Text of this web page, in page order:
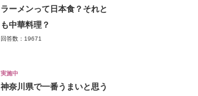
ラーメンって日本食？それと
も中華料理？
回答数：19671
実施中
神奈川県で一番うまいと思う